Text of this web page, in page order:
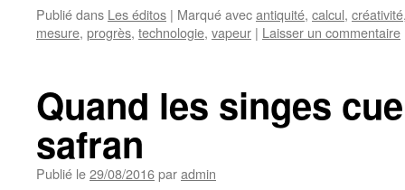
Publié dans Les éditos | Marqué avecantiquité, calcul, créativité
mesure, progrès, technologie, vapeur | Laisser un commentaire
Quand les singes
safran
Publié le29/08/2016paradmin